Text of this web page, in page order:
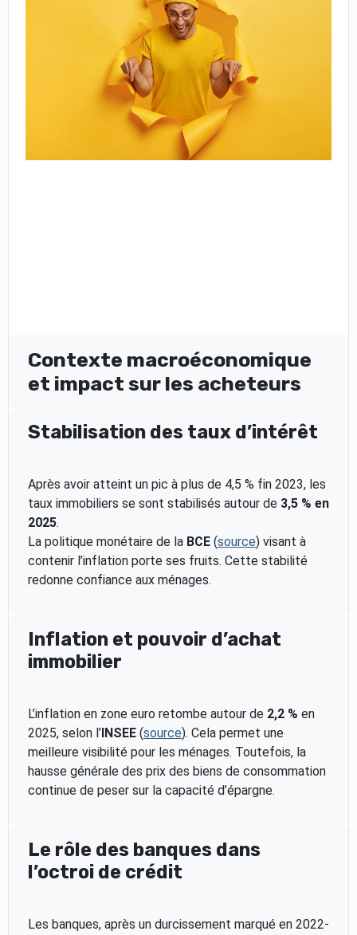
Contexte macroéconomique
et impact sur les acheteurs
Stabilisation des taux d’intérêt
Après avoir atteint un pic à plus de 4,5 % fin 2023, les
taux immobiliers se sont stabilisés autour de 3,5 % en
2025.
La politique monétaire de la BCE(source) visant à
contenir l’inflation porte ses fruits. Cette stabilité
redonne confiance aux ménages.
Inflation et pouvoir d’achat
immobilier
L’inflation en zone euro retombe autour de 2,2 % en
2025, selon l’INSEE(source). Cela permet une
meilleure visibilité pour les ménages. Toutefois, la
hausse générale des prix des biens de consommation
continue de peser sur la capacité d’épargne.
Le rôle des banques dans
l’octroi de crédit
Les banques, après un durcissement marqué en 2022-